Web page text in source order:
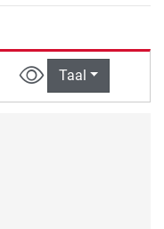
Taal